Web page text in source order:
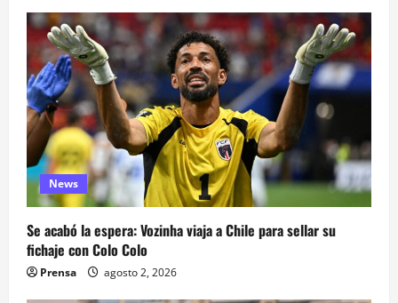
News
Se acabó la espera: Vozinha viaja a Chile para sellar su
fichaje con Colo Colo
Prensa agosto 2, 2026